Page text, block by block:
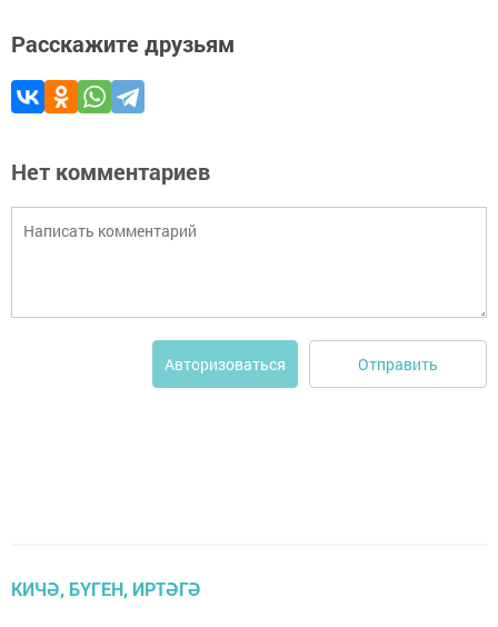
Расскажите друзьям
Нет комментариев
Авторизоваться Отправить
КИЧӘ, БҮГЕН, ИРТӘГӘ